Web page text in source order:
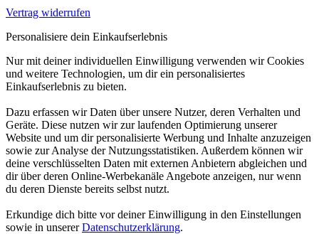
Vertrag widerrufen
Personalisiere dein Einkaufserlebnis
Nur mit deiner individuellen Einwilligung verwenden wir Cookies
und weitere Technologien, um dir ein personalisiertes
Einkaufserlebnis zu bieten.
Dazu erfassen wir Daten über unsere Nutzer, deren Verhalten und
Geräte. Diese nutzen wir zur laufenden Optimierung unserer
Website und um dir personalisierte Werbung und Inhalte anzuzeigen
sowie zur Analyse der Nutzungsstatistiken. Außerdem können wir
deine verschlüsselten Daten mit externen Anbietern abgleichen und
dir über deren Online-Werbekanäle Angebote anzeigen, nur wenn
du deren Dienste bereits selbst nutzt.
Erkundige dich bitte vor deiner Einwilligung in den Einstellungen
sowie in unsererDatenschutzerklärung.